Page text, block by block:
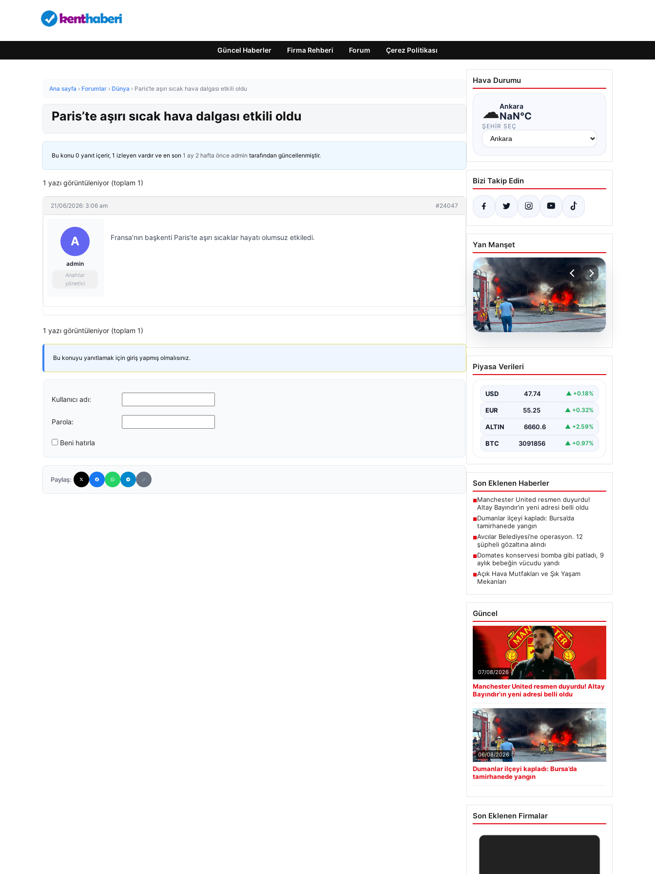
Güncel Haberler Firma Rehberi Forum Çerez Politikası
Ana sayfa › Forumlar › Dünya › Paris’te aşırı sıcak hava dalgası etkili oldu
Paris’te aşırı sıcak hava dalgası etkili oldu
Bu konu 0 yanıt içerir, 1 izleyen vardır ve en son 1 ay 2 hafta önce admin tarafından güncellenmiştir.
1 yazı görüntüleniyor (toplam 1)
21/06/2026: 3:06 am #24047
A
admin
Anahtar
yönetici
Fransa’nın başkenti Paris’te aşırı sıcaklar hayatı olumsuz etkiledi.
1 yazı görüntüleniyor (toplam 1)
Bu konuyu yanıtlamak için giriş yapmış olmalısınız.
Kullanıcı adı:
Parola:
Beni hatırla
Paylaş:
Hava Durumu
☁Ankara
NaN°C
ŞEHIR SEÇ
Bizi Takip Edin
Yan Manşet
Dumanlar ilçeyi kapladı:
Bursa’da tamirhanede
Piyasa Verileri
USD 47.74 ▲ +0.18%
EUR 55.25 ▲ +0.32%
ALTIN 6660.6 ▲ +2.59%
BTC 3091856 ▲ +0.97%
Son Eklenen Haberler
■Manchester United resmen duyurdu!
Altay Bayındır’ın yeni adresi belli oldu
■Dumanlar ilçeyi kapladı: Bursa’da
tamirhanede yangın
■Avcılar Belediyesi’ne operasyon. 12
şüpheli gözaltına alındı
■Domates konservesi bomba gibi patladı, 9
aylık bebeğin vücudu yandı
■Açık Hava Mutfakları ve Şık Yaşam
Mekanları
Güncel
07/08/2026
Manchester United resmen duyurdu! Altay
Bayındır’ın yeni adresi belli oldu
06/08/2026
Dumanlar ilçeyi kapladı: Bursa’da
tamirhanede yangın
Son Eklenen Firmalar